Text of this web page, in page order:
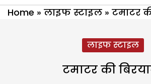
Home » लाइफ स्टाइल » टमाटर
लाइफ स्टाइल
टमाटर की